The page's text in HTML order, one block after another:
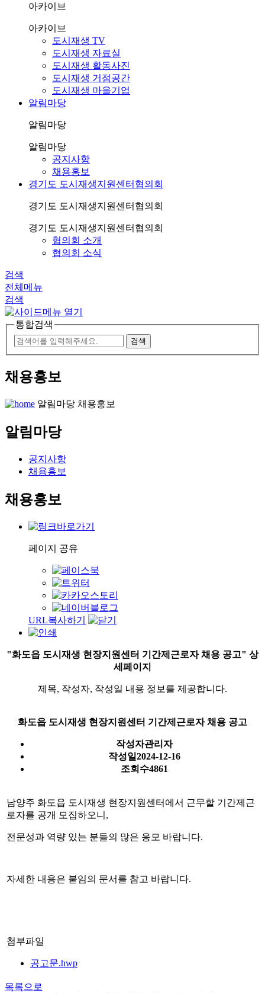
아카이브
아카이브
도시재생 TV
도시재생 자료실
도시재생 활동사진
도시재생 거점공간
도시재생 마을기업
알림마당
알림마당
알림마당
공지사항
채용홍보
경기도 도시재생지원센터협의회
경기도 도시재생지원센터협의회
경기도 도시재생지원센터협의회
협의회 소개
협의회 소식
검색
전체메뉴
검색
통합검색
채용홍보
알림마당 채용홍보
알림마당
공지사항
채용홍보
채용홍보
페이지 공유
URL복사하기
"화도읍 도시재생 현장지원센터 기간제근로자 채용 공고" 상
세페이지
제목, 작성자, 작성일 내용 정보를 제공합니다.
화도읍 도시재생 현장지원센터 기간제근로자 채용 공고
작성자관리자
작성일2024-12-16
조회수4861
남양주 화도읍 도시재생 현장지원센터에서 근무할 기간제근
로자를 공개 모집하오니,
전문성과 역량 있는 분들의 많은 응모 바랍니다.
자세한 내용은 붙임의 문서를 참고 바랍니다.
첨부파일
공고문.hwp
목록으로